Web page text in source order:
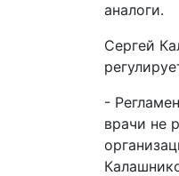
аналоги.
Сергей
-
врачи не